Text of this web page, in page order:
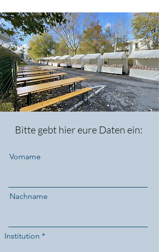
Bitte gebt hier eure Daten ein:
Vorname
Nachname
Institution